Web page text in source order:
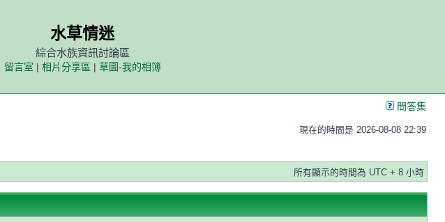
水草情迷
綜合水族資訊討論區
留言室 | 相片分享區 | 草圖-我的相簿
問答集
現在的時間是 2026-08-08 22:39
所有顯示的時間為 UTC + 8 小時